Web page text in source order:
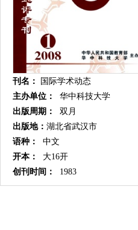
刊名：
国际学术动态
主办单位：
华中科技大学
出版周期：
双月
出版地： 湖北省武汉市
语种：
中文
开本：
大16开
创刊时间：
1983